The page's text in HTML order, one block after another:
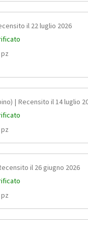
il 22 luglio 2026
| Recensito il 14 luglio
il 26 giugno 2026